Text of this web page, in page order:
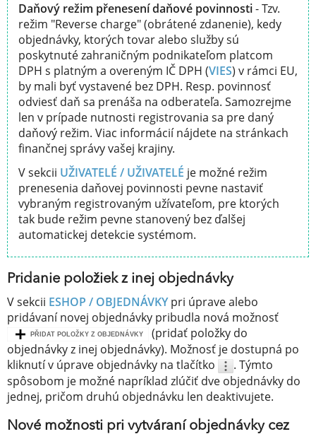
Daňový režim přenesení daňové povinnosti- Tzv.
režim "Reverse charge" (obrátené zdanenie), kedy
objednávky, ktorých tovar alebo služby sú
poskytnuté zahraničným podnikateľom platcom
DPH s platným a overeným IČ DPH (VIES) v rámci EU,
by mali byť vystavené bez DPH. Resp. povinnosť
odviesť daň sa prenáša na odberateľa. Samozrejme
len v prípade nutnosti registrovania sa pre daný
daňový režim. Viac informácií nájdete na stránkach
finančnej správy vašej krajiny.
V sekcii UŽIVATELÉ / UŽIVATELÉ je možné režim
prenesenia daňovej povinnosti pevne nastaviť
vybraným registrovaným užívateľom, pre ktorých
tak bude režim pevne stanovený bez ďalšej
automatickej detekcie systémom.
Pridanie položiek z inej objednávky
V sekcii ESHOP / OBJEDNÁVKYpri úprave alebo
pridávaní novej objednávky pribudla nová možnosť
PŘIDAT POLOŽKY Z OBJEDNÁVKY
(pridať položky do
objednávky z inej objednávky). Možnosť je dostupná po
kliknutí v úprave objednávky na tlačítko
. Týmto
spôsobom je možné napríklad zlúčiť dve objednávky do
jednej, pričom druhú objednávku len deaktivujete.
Nové možnosti pri vytváraní objednávky cez